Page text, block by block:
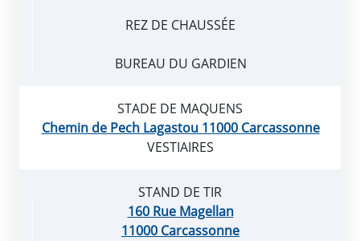
REZ DE CHAUSSÉE
BUREAU DU GARDIEN
STADE DE MAQUENS
Chemin de Pech Lagastou 11000 Carcassonne
VESTIAIRES
STAND DE TIR
160 Rue Magellan
11000 Carcassonne